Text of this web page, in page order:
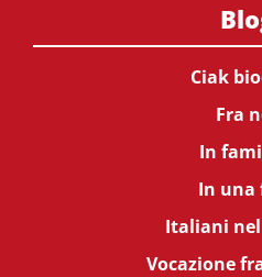
Ciak
Fra
In
In una
Italiani
Vocazione